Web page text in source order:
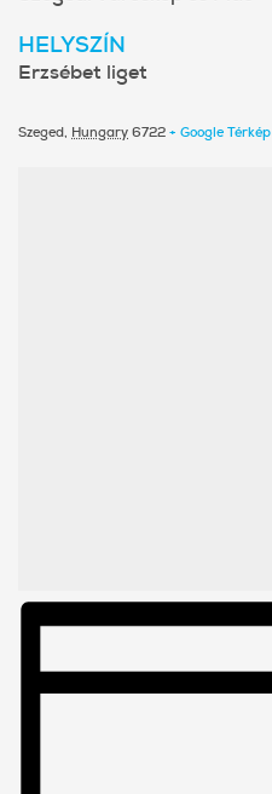
HELYSZÍN
Erzsébet liget
Szeged, Hungary 6722 + Google Térkép